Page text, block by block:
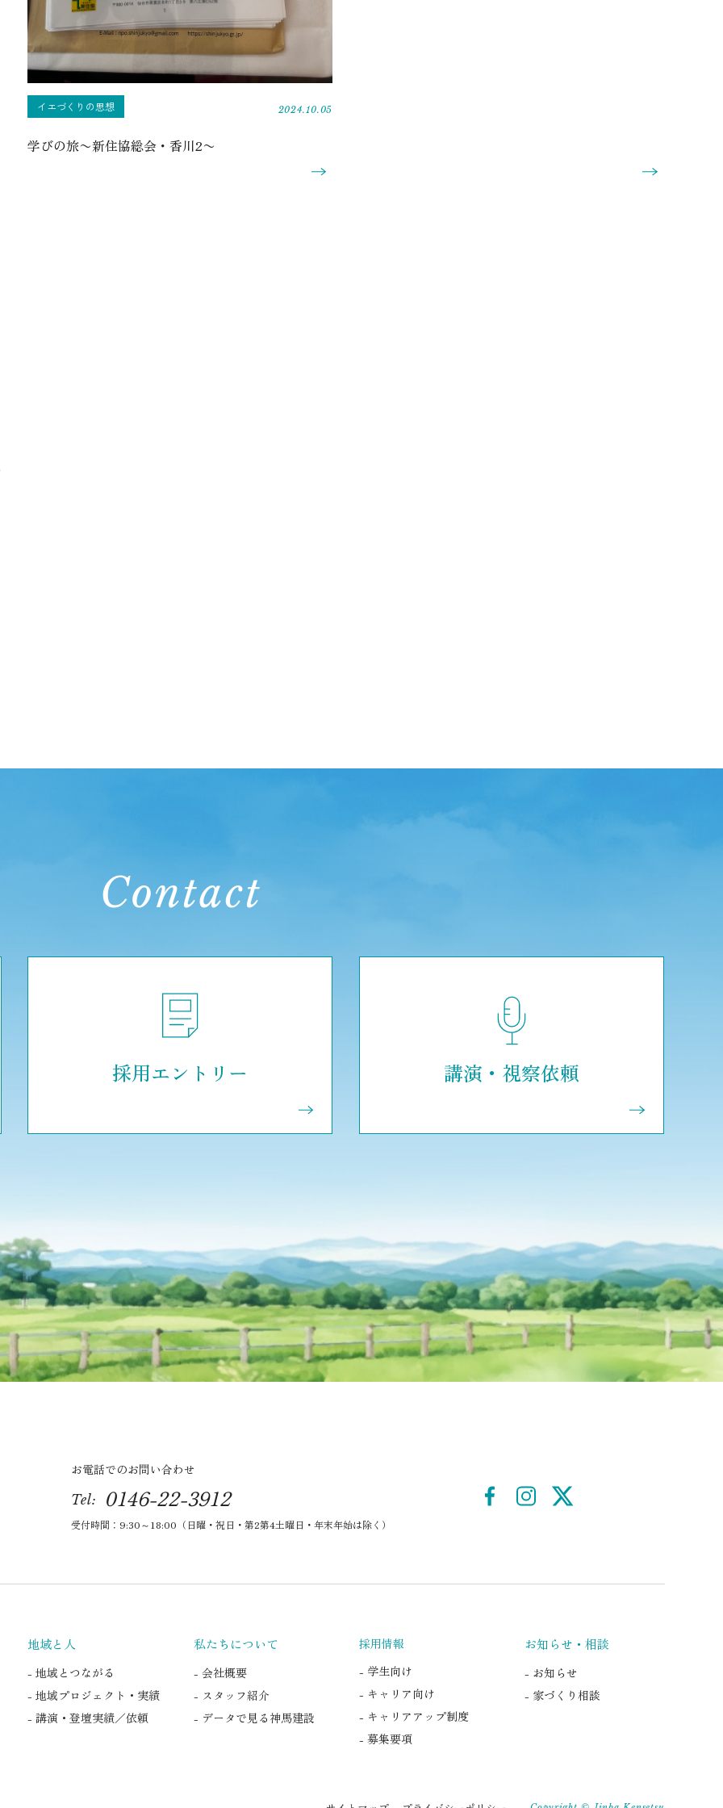
イエづくりの思想 2024.10.05
学びの旅〜新住協総会・香川2〜
Contact
採用エントリー 講演・視察依頼
お電話でのお問い合わせ
Tel:
0146-22-3912
受付時間：9:30～18:00（日曜・祝日・第2第4土曜日・年末年始は除く）
地域と人
- 地域とつながる
- 地域プロジェクト・実績
- 講演・登壇実績／依頼
私たちについて
- 会社概要
- スタッフ紹介
- データで見る神馬建設
採用情報
- 学生向け
- キャリア向け
- キャリアアップ制度
- 募集要項
お知らせ・相談
- お知らせ
- 家づくり相談